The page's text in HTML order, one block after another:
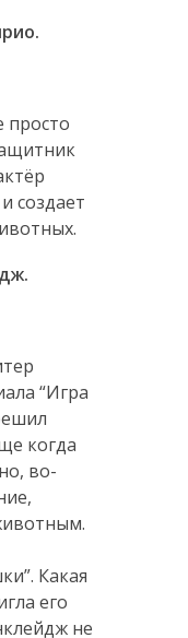
просто
создает
“Игра
когда
во-
Какая
его
не